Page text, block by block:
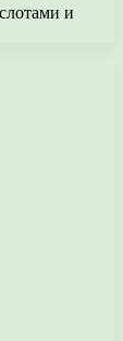
и